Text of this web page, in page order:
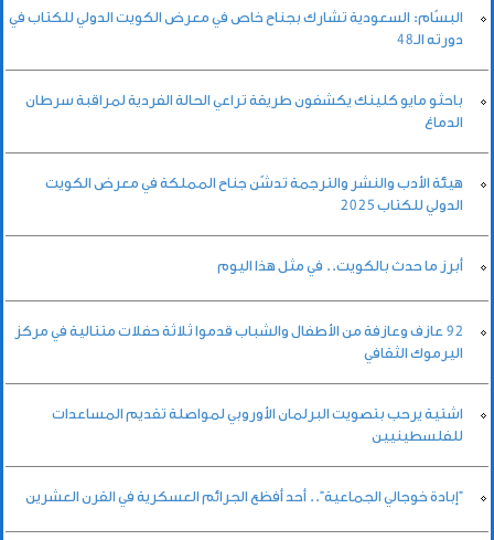
البسّام: السعودية تشارك بجناح خاص في معرض الكويت الدولي للكتاب في
دورته الـ48
باحثو مايو كلينك يكشفون طريقة تراعي الحالة الفردية لمراقبة سرطان
الدماغ
هيئة الأدب والنشر والترجمة تدشّن جناح المملكة في معرض الكويت
الدولي للكتاب 2025
أبرز ما حدث بالكويت.. في مثل هذا اليوم
92 عازف وعازفة من الأطفال والشباب قدموا ثلاثة حفلات متتالية في مركز
اليرموك الثقافي
اشتية يرحب بتصويت البرلمان الأوروبي لمواصلة تقديم المساعدات
للفلسطينيين
"إبادة خوجالي الجماعية".. أحد أفظع الجرائم العسكرية في القرن العشرين